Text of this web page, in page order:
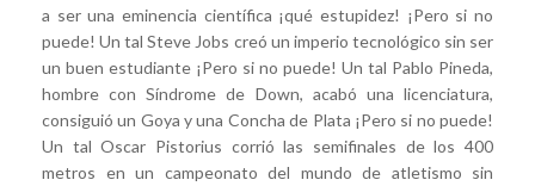
a ser una eminencia científica ¡qué estupidez! ¡Pero si no
puede! Un tal Steve Jobs creó un imperio tecnológico sin ser
un buen estudiante ¡Pero si no puede! Un tal Pablo Pineda,
hombre con Síndrome de Down, acabó una licenciatura,
consiguió un Goya y una Concha de Plata ¡Pero si no puede!
Un tal Oscar Pistorius corrió las semifinales de los 400
metros en un campeonato del mundo de atletismo sin